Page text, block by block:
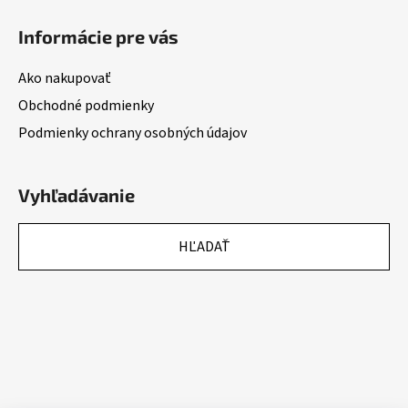
Informácie pre vás
Ako nakupovať
Obchodné podmienky
Podmienky ochrany osobných údajov
Vyhľadávanie
HĽADAŤ